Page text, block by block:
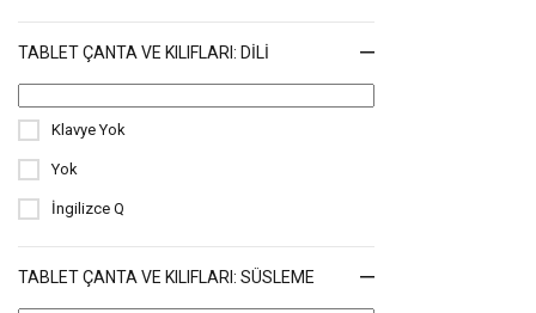
Galaxy Tab 8.0 Kılıfları
Galaxy Note 10.1 Kılıfları
TABLET ÇANTA VE KILIFLARI: DILI
Klavye Yok
Yok
İngilizce Q
TABLET ÇANTA VE KILIFLARI: SÜSLEME